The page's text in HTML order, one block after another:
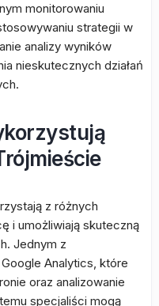
monitorowaniu
strategii w
analizy wyników
nieskutecznych działań
z różnych
i umożliwiają skuteczną
Jednym z
Analytics, które
oraz analizowanie
specjaliści mogą